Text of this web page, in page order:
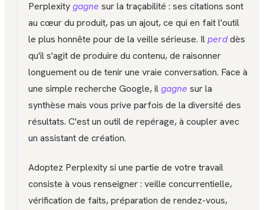
Perplexitygagne sur la traçabilité : ses citations sont
au cœur du produit, pas un ajout, ce qui en fait l'outil
le plus honnête pour de la veille sérieuse. Ilperddès
qu'il s'agit de produire du contenu, de raisonner
longuement ou de tenir une vraie conversation. Face à
une simple recherche Google, ilgagne sur la
synthèse mais vous prive parfois de la diversité des
résultats. C'est un outil de repérage, à coupler avec
un assistant de création.
Adoptez Perplexity si une partie de votre travail
consiste à vous renseigner : veille concurrentielle,
vérification de faits, préparation de rendez-vous,